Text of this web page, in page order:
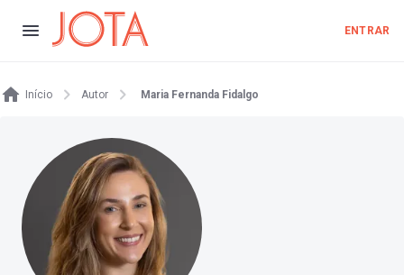
ENTRAR
Início Autor Maria Fernanda Fidalgo